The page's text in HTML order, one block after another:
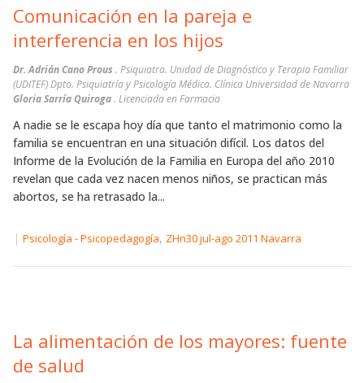
Comunicación en la pareja e
interferencia en los hijos
Dr. Adrián Cano Prous . Psiquiatra. Unidad de Diagnóstico y Terapia Familiar
(UDITEF) Dpto. Psiquiatría y Psicología Médica. Clínica Universidad de Navarra
Gloria Sarría Quiroga. Licenciada en Farmacia
A nadie se le escapa hoy día que tanto el matrimonio como la
familia se encuentran en una situación difícil. Los datos del
Informe de la Evolución de la Familia en Europa del año 2010
revelan que cada vez nacen menos niños, se practican más
abortos, se ha retrasado la...
| Psicología - Psicopedagogía, ZHn30 jul-ago 2011 Navarra
La alimentación de los mayores: fuente
de salud